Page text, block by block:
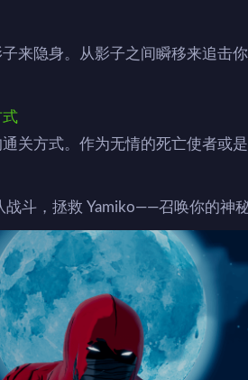
来隐身。从影子之间瞬移来追击
式
关方式。作为无情的死亡使者或
斗，拯救 Yamiko——召唤你的神